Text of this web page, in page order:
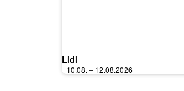
Lidl
10.08. – 12.08.2026